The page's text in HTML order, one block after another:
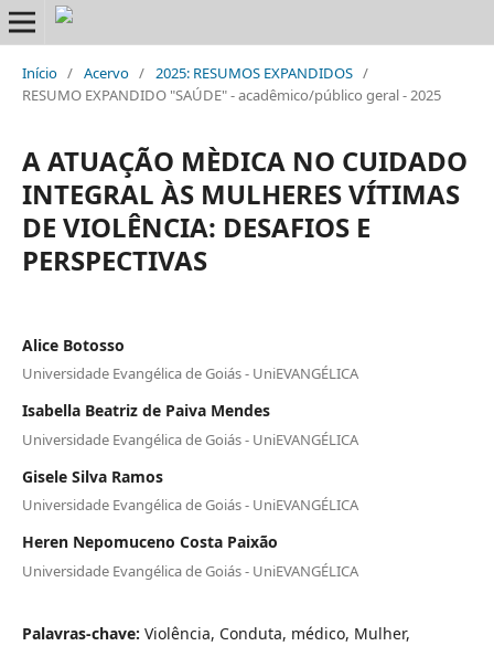
Início / Acervo / 2025: RESUMOS EXPANDIDOS /
RESUMO EXPANDIDO "SAÚDE" - acadêmico/público geral - 2025
A ATUAÇÃO MÈDICA NO CUIDADO
INTEGRAL ÀS MULHERES VÍTIMAS
DE VIOLÊNCIA: DESAFIOS E
PERSPECTIVAS
Alice Botosso
Universidade Evangélica de Goiás - UniEVANGÉLICA
Isabella Beatriz de Paiva Mendes
Universidade Evangélica de Goiás - UniEVANGÉLICA
Gisele Silva Ramos
Universidade Evangélica de Goiás - UniEVANGÉLICA
Heren Nepomuceno Costa Paixão
Universidade Evangélica de Goiás - UniEVANGÉLICA
Palavras-chave: Violência, Conduta, médico, Mulher,